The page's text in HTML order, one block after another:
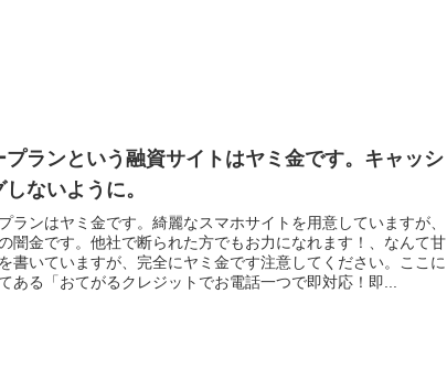
プランという融資サイトはヤミ金です。キャッシ
しないように。
ランはヤミ金です。綺麗なスマホサイトを用意していますが、
闇金です。他社で断られた方でもお力になれます！、なんて甘
書いていますが、完全にヤミ金です注意してください。ここに
ある「おてがるクレジットでお電話一つで即対応！即...